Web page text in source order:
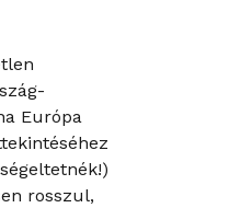
Európa
rosszul,